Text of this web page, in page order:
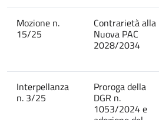
Mozione n.
15/25
Contrarietà alla
Nuova PAC
2028/2034
Interpellanza
n. 3/25
Proroga della
DGR n.
1053/2024 e